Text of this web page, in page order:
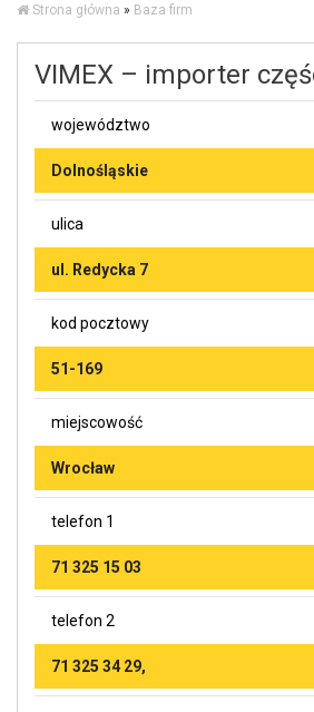
Strona główna » Baza firm
VIMEX – importer
województwo
Dolnośląskie
ulica
ul. Redycka 7
kod pocztowy
51-169
miejscowość
Wrocław
telefon 1
71 325 15 03
telefon 2
71 325 34 29,